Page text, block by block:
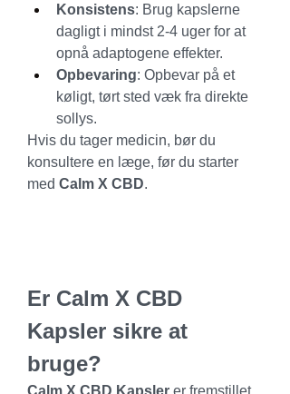
Konsistens: Brug kapslerne
dagligt i mindst 2-4 uger for at
opnå adaptogene effekter.
Opbevaring: Opbevar på et
køligt, tørt sted væk fra direkte
sollys.
Hvis du tager medicin, bør du
konsultere en læge, før du starter
med Calm X CBD.
Er Calm X CBD
Kapsler sikre at
bruge?
Calm X CBD Kapsler er fremstillet